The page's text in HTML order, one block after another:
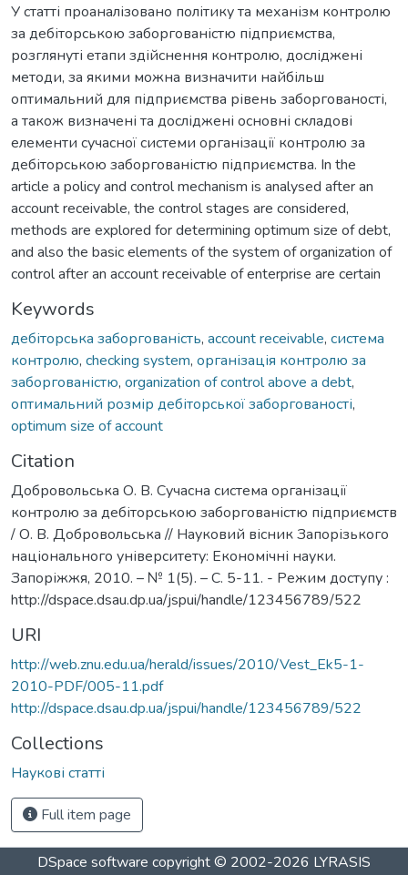
У статті проаналізовано політику та механізм контролю
за дебіторською заборгованістю підприємства,
розглянуті етапи здійснення контролю, досліджені
методи, за якими можна визначити найбільш
оптимальний для підприємства рівень заборгованості,
а також визначені та досліджені основні складові
елементи сучасної системи організації контролю за
дебіторською заборгованістю підприємства. In the
article a policy and control mechanism is analysed after an
account receivable, the control stages are considered,
methods are explored for determining optimum size of debt,
and also the basic elements of the system of organization of
control after an account receivable of enterprise are certain
Keywords
дебіторська заборгованість, account receivable, система
контролю, checking system, організація контролю за
заборгованістю, organization of control above a debt,
оптимальний розмір дебіторської заборгованості,
optimum size of account
Citation
Добровольська О. В. Сучасна система організації
контролю за дебіторською заборгованістю підприємств
/ О. В. Добровольська // Науковий вісник Запорізького
національного університету: Економічні науки.
Запоріжжя, 2010. – № 1(5). – C. 5-11. - Режим доступу :
http://dspace.dsau.dp.ua/jspui/handle/123456789/522
URI
http://web.znu.edu.ua/herald/issues/2010/Vest_Ek5-1-
2010-PDF/005-11.pdf
http://dspace.dsau.dp.ua/jspui/handle/123456789/522
Collections
Наукові статті
Full item page
DSpace software copyright © 2002-2026 LYRASIS